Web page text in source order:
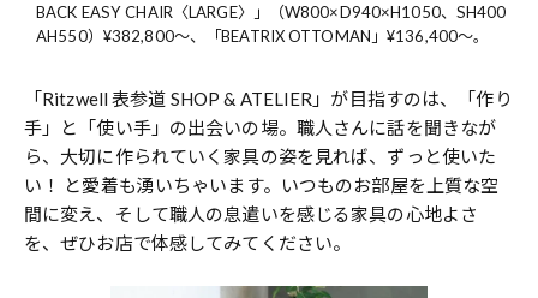
BACK EASY CHAIR〈LARGE〉」（W800×D940×H1050、SH400
AH550）¥382,800～、「BEATRIX OTTOMAN」¥136,400～。
「Ritzwell 表参道 SHOP & ATELIER」が目指すのは、「作り
手」と「使い手」の出会いの場。職人さんに話を聞きなが
ら、大切に作られていく家具の姿を見れば、ずっと使いた
い！ と愛着も湧いちゃいます。いつものお部屋を上質な空
間に変え、そして職人の息遣いを感じる家具の心地よさ
を、ぜひお店で体感してみてください。